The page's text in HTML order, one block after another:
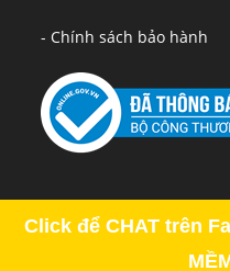
- Chính sách bảo hành
Copyright -
Click để CHAT trên